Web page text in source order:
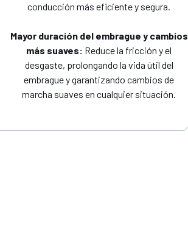
conducción más eficiente y segura.
Mayor duración del embrague y cambios
más suaves: Reduce la fricción y el
desgaste, prolongando la vida útil del
embrague y garantizando cambios de
marcha suaves en cualquier situación.